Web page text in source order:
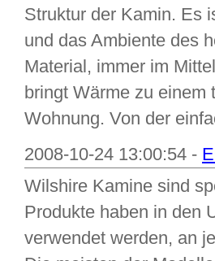
Struktur der Kamin. Es
und das Ambiente des
Material, immer im
bringt Wärme zu einem
Wohnung. Von der
2008-10-24 13:00:54 -
Wilshire Kamine sind
Produkte haben in den
verwendet werden, an